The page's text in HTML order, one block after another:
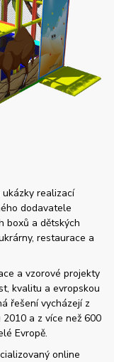
realizací
dodavatele
boxů a dětských
restaurace a
a vzorové projekty
kvalitu a evropskou
řešení vycházejí z
a z více než 600
Evropě.
online